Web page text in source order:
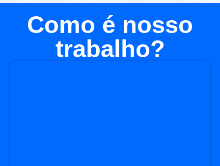
Como é nosso
trabalho?